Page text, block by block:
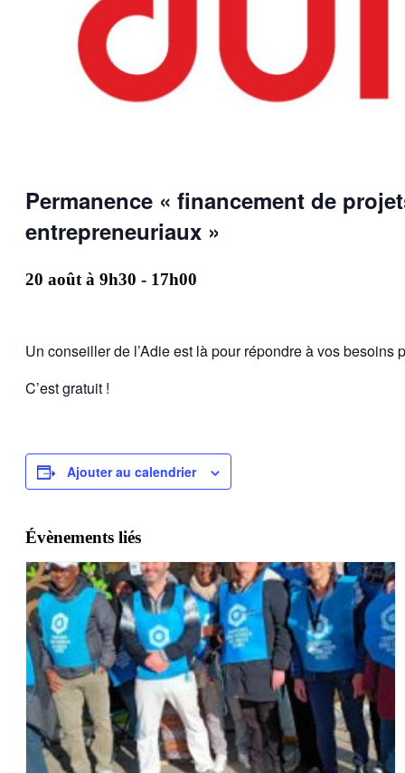
Permanence « financement de
entrepreneuriaux »
20 août à 9h30 - 17h00
Un conseiller de l’Adie est là pour répondre à vos besoins
C’est gratuit !
Ajouter au calendrier
Évènements liés